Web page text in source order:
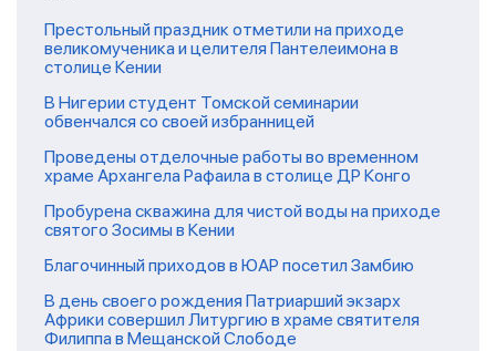
Престольный праздник отметили на приходе
великомученика и целителя Пантелеимона в
столице Кении
В Нигерии студент Томской семинарии
обвенчался со своей избранницей
Проведены отделочные работы во временном
храме Архангела Рафаила в столице ДР Конго
Пробурена скважина для чистой воды на приходе
святого Зосимы в Кении
Благочинный приходов в ЮАР посетил Замбию
В день своего рождения Патриарший экзарх
Африки совершил Литургию в храме святителя
Филиппа в Мещанской Слободе